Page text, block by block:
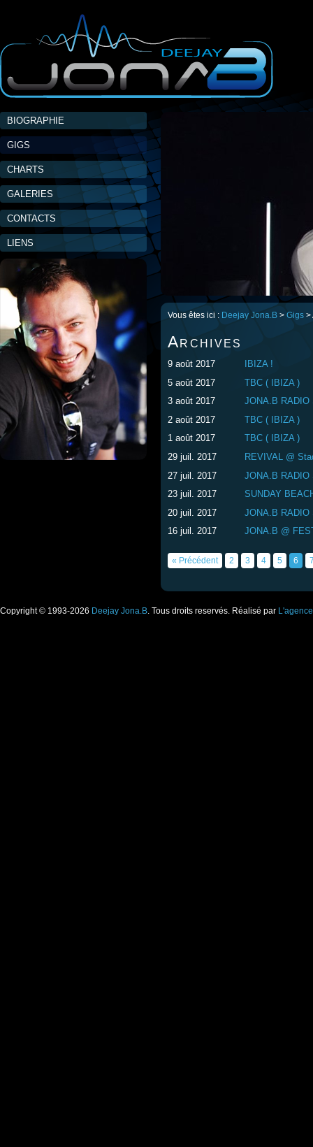
BIOGRAPHIE
GIGS
CHARTS
GALERIES
CONTACTS
LIENS
Vous êtes ici : Deejay Jona.B > Gigs >
Archives
9 août 2017
IBIZA !
5 août 2017
TBC ( IBIZA )
3 août 2017
JONA.B RADIO
2 août 2017
TBC ( IBIZA )
1 août 2017
TBC ( IBIZA )
29 juil. 2017
REVIVAL @
27 juil. 2017
JONA.B RADIO
23 juil. 2017
SUNDAY
20 juil. 2017
JONA.B RADIO
16 juil. 2017
JONA.B @
« Précédent 2 3 4 5 6
Copyright © 1993-2026 Deejay Jona.B. Tous droits reservés. Réalisé par